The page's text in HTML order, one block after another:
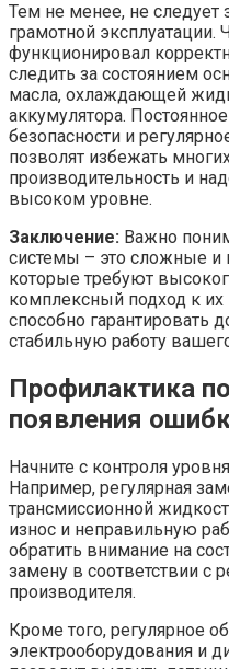
Тем не менее, не следует
грамотной
функционировал
следить за состоянием
масла, охлаждающей
аккумулятора.
безопасности и
позволят избежать
производительность и
высоком уровне.
Заключение: Важно
системы – это сложные
которые требуют
комплексный подход к
способно гарантировать
стабильную работу
Профилактика
появления
Начните с контроля
Например, регулярная
трансмиссионной
износ и неправильную
обратить внимание на
замену в соответствии с
производителя.
Кроме того, регулярное
электрооборудования и